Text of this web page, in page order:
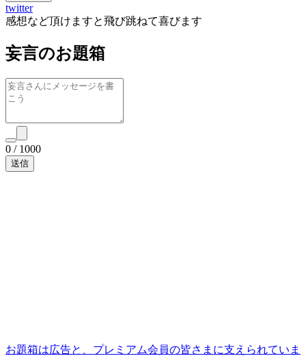
twitter
感想など頂けますと飛び跳ねて喜びます
妄言のお題箱
0 / 1000
お題箱は広告と、プレミアム会員の皆さまに支えられていま